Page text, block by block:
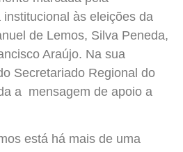
às eleições da
de Lemos, Silva Peneda,
Araújo. Na sua
Secretariado Regional do
a mensagem de apoio a
está há mais de uma